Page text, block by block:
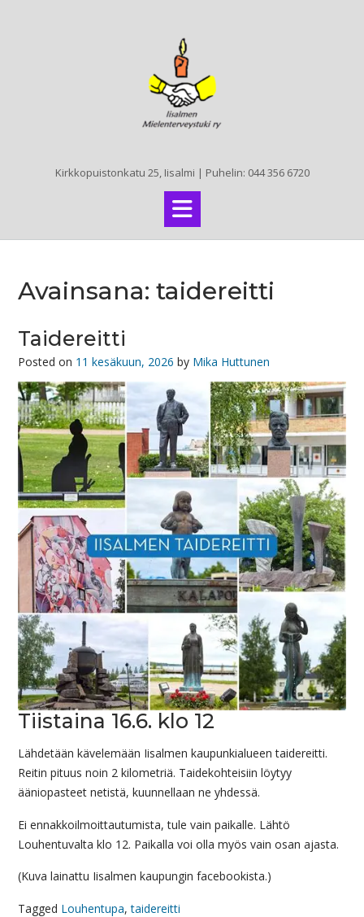
Kirkkopuistonkatu 25, Iisalmi | Puhelin: 044 356 6720
Avainsana: taidereitti
Taidereitti
Posted on 11 kesäkuun, 2026 by Mika Huttunen
Tiistaina 16.6. klo 12
Lähdetään kävelemään Iisalmen kaupunkialueen taidereitti.
Reitin pituus noin 2 kilometriä. Taidekohteisiin löytyy
ääniopasteet netistä, kuunnellaan ne yhdessä.
Ei ennakkoilmoittautumista, tule vain paikalle. Lähtö
Louhentuvalta klo 12. Paikalla voi olla myös vain osan ajasta.
(Kuva lainattu Iisalmen kaupungin facebookista.)
Tagged Louhentupa,taidereitti